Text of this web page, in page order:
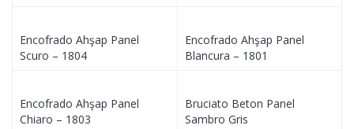
Encofrado Ahşap Panel
Scuro – 1804
Encofrado Ahşap Panel
Blancura – 1801
Encofrado Ahşap Panel
Chiaro – 1803
Bruciato Beton Panel
Sambro Gris